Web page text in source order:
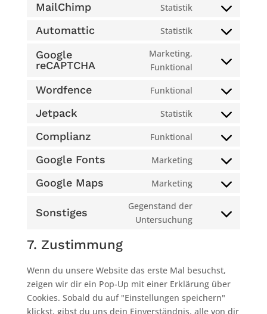
google-
MailChimp Statistik
Consent
Automattic Statistik
Consent
service
Google
reCAPTCHA
Marketing,
Funktional
Consent
service
recaptcha
Wordfence Funktional
Consent
wordfence
Jetpack Statistik
Consent
jetpack
Complianz Funktional
Consent
complianz
Google Fonts Marketing
Consent
Google Maps Marketing
Consent
service
Sonstiges
Gegenstand der
Untersuchung
Consent
7. Zustimmung
Wenn du unsere Website das erste Mal besuchst,
zeigen wir dir ein Pop-Up mit einer Erklärung über
Cookies. Sobald du auf "Einstellungen speichern"
klickst, gibst du uns dein Einverständnis, alle von dir